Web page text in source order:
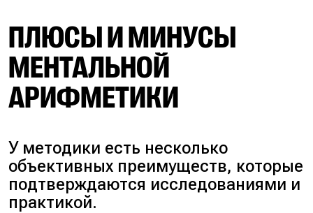
ПЛЮСЫ И МИНУСЫ
МЕНТАЛЬНОЙ
АРИФМЕТИКИ
У методики есть несколько
объективных преимуществ, которые
подтверждаются исследованиями и
практикой.